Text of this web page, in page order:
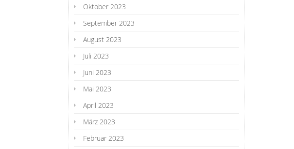
Oktober 2023
September 2023
August 2023
Juli 2023
Juni 2023
Mai 2023
April 2023
März 2023
Februar 2023